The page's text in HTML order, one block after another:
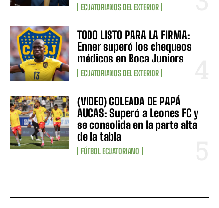
ECUATORIANOS DEL EXTERIOR
TODO LISTO PARA LA FIRMA:
Enner superó los chequeos
médicos en Boca Juniors
ECUATORIANOS DEL EXTERIOR
(VIDEO) GOLEADA DE PAPÁ
AUCAS: Superó a Leones FC y
se consolida en la parte alta
de la tabla
FÚTBOL ECUATORIANO